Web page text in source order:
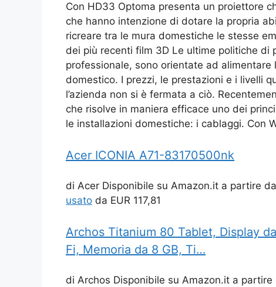
Con HD33 Optoma presenta un proiettore
che hanno intenzione di dotare la propria
ricreare tra le mura domestiche le stesse
dei più recenti film 3D Le ultime politiche
professionale, sono orientate ad
domestico. I prezzi, le prestazioni e i livelli
l’azienda non si è fermata a ciò.
che risolve in maniera efficace uno dei
le installazioni domestiche: i cablaggi. Con
Acer ICONIA A71-83170500nk
di Acer Disponibile su Amazon.it a partire
usato da EUR 117,81
Archos Titanium 80 Tablet, Display
Fi, Memoria da 8 GB, Ti…
di Archos Disponibile su Amazon.it a partire